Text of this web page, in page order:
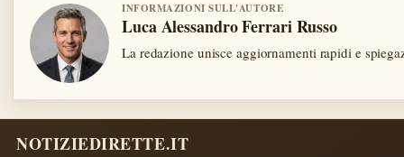
INFORMAZIONI SULL'AUTORE
Luca Alessandro Ferrari Russo
La redazione unisce aggiornamenti rapidi e
NOTIZIEDIRETTE.IT